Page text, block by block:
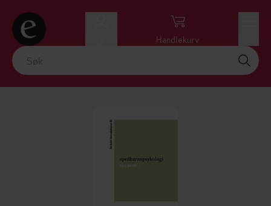
Handlekurv